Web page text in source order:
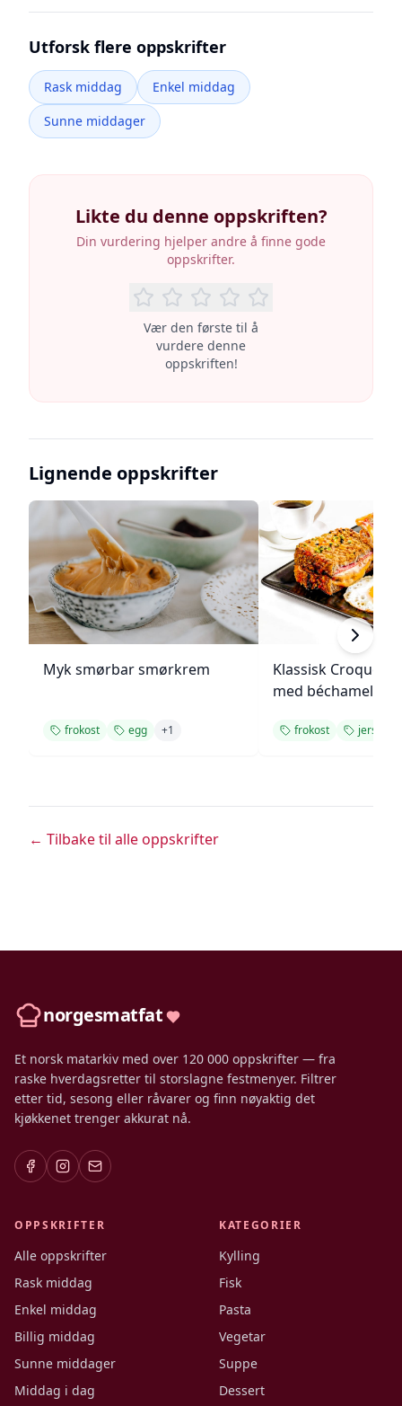
Utforsk flere oppskrifter
Rask middag
Enkel middag
Sunne middager
Likte du denne oppskriften?
Din vurdering hjelper andre å finne gode
oppskrifter.
Vær den første til å
vurdere denne
oppskriften!
Lignende oppskrifter
Myk smørbar smørkrem
frokost egg +1
Klassisk Croque
med
frokost jersey-
← Tilbake til alle oppskrifter
norgesmatfat
Et norsk matarkiv med over 120 000 oppskrifter — fra
raske hverdagsretter til storslagne festmenyer. Filtrer
etter tid, sesong eller råvarer og finn nøyaktig det
kjøkkenet trenger akkurat nå.
OPPSKRIFTER
Alle oppskrifter
Rask middag
Enkel middag
Billig middag
Sunne middager
Middag i dag
KATEGORIER
Kylling
Fisk
Pasta
Vegetar
Suppe
Dessert